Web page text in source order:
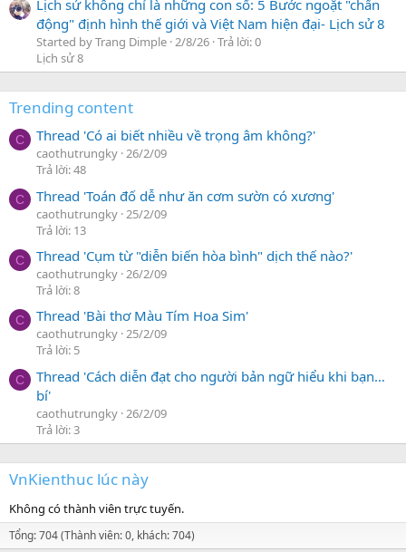
Lịch sử không chỉ là những con số: 5 Bước ngoặt "chấn
động" định hình thế giới và Việt Nam hiện đại- Lịch sử 8
Started by Trang Dimple 2/8/26 Trả lời: 0
Lịch sử 8
Trending content
C Thread 'Có ai biết nhiều về trọng âm không?'
caothutrungky 26/2/09
Trả lời: 48
C Thread 'Toán đố dễ như ăn cơm sườn có xương'
caothutrungky 25/2/09
Trả lời: 13
C Thread 'Cụm từ "diễn biến hòa bình" dịch thế nào?'
caothutrungky 26/2/09
Trả lời: 8
C Thread 'Bài thơ Màu Tím Hoa Sim'
caothutrungky 25/2/09
Trả lời: 5
C
Thread 'Cách diễn đạt cho người bản ngữ hiểu khi bạn…
bí'
caothutrungky 26/2/09
Trả lời: 3
VnKienthuc lúc này
Không có thành viên trực tuyến.
Tổng: 704 (Thành viên: 0, khách: 704)